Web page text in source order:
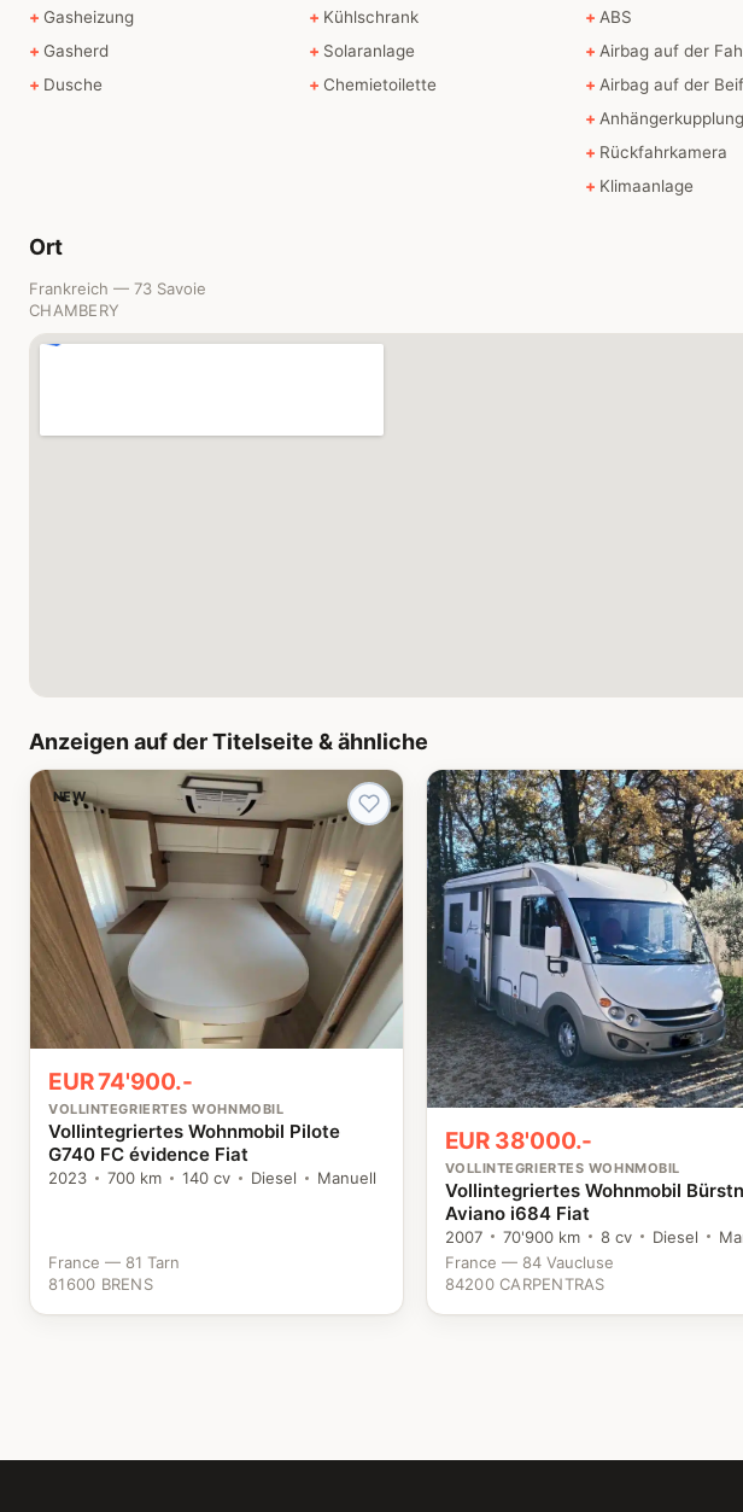
Gasheizung
Gasherd
Dusche
Kühlschrank
Solaranlage
Chemietoilette
ABS
Airbag auf der
Airbag auf der
Anhängerkupplung
Rückfahrkamera
Klimaanlage
Ort
Frankreich — 73 Savoie
CHAMBERY
Anzeigen auf der Titelseite & ähnliche
NEW
EUR 74'900.-
VOLLINTEGRIERTES WOHNMOBIL
Vollintegriertes Wohnmobil Pilote
G740 FC évidence Fiat
2023 700 km 140 cv Diesel Manuell
France — 81 Tarn
81600 BRENS
EUR 38'000.-
VOLLINTEGRIERTES WOHNMOBIL
Vollintegriertes Wohnmobil
Aviano i684 Fiat
2007 70'900 km 8 cv Diesel
France — 84 Vaucluse
84200 CARPENTRAS